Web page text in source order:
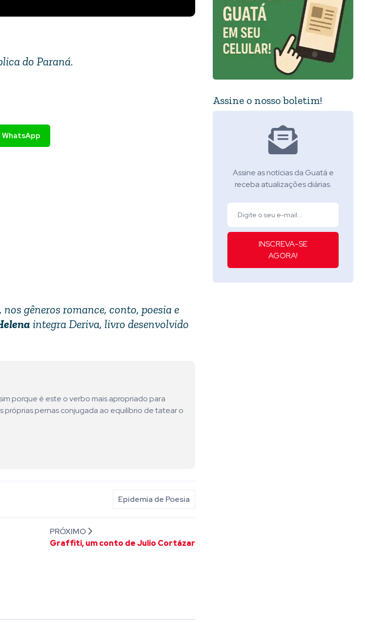
do Paraná.
WhatsApp
gêneros romance, conto, poesia e
integra Deriva, livro desenvolvido
porque é este o verbo mais apropriado para
próprias pernas conjugada ao equilíbrio de tatear o
Epidemia de Poesia
PRÓXIMO
Graffiti, um conto de Julio Cortázar
Assine o nosso boletim!
Assine as notícias da Guatá e
receba atualizações diárias.
INSCREVA-SE
AGORA!